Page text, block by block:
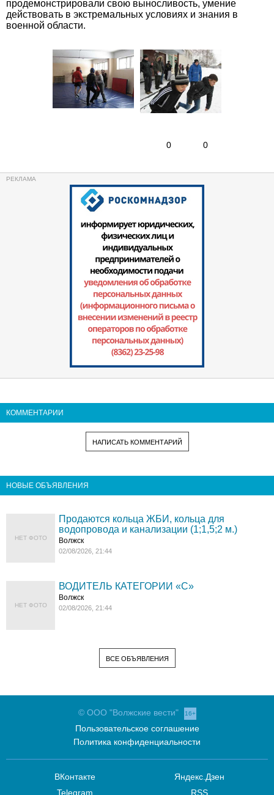
продемонстрировали свою выносливость, умение
действовать в экстремальных условиях и знания в
военной области.
0 0
КОММЕНТАРИИ
НАПИСАТЬ КОММЕНТАРИЙ
НОВЫЕ ОБЪЯВЛЕНИЯ
НЕТ ФОТО
Продаются кольца ЖБИ, кольца для
водопровода и канализации (1;1,5;2 м.)
Волжск
02/08/2026, 21:44
НЕТ ФОТО
ВОДИТЕЛЬ КАТЕГОРИИ «C»
Волжск
02/08/2026, 21:44
ВСЕ ОБЪЯВЛЕНИЯ
© ООО "Волжские вести" 16+
Пользовательское соглашение
Политика конфиденциальности
ВКонтакте
Telegram
Яндекс.Дзен
RSS